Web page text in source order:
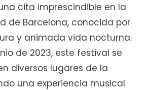
cita imprescindible en la
de Barcelona, conocida por
y animada vida nocturna.
de 2023, este festival se
diversos lugares de la
una experiencia musical